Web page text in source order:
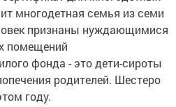
многодетная семья из семи
признаны нуждающимися
помещений
фонда - это дети-сироты
родителей. Шестеро
году.